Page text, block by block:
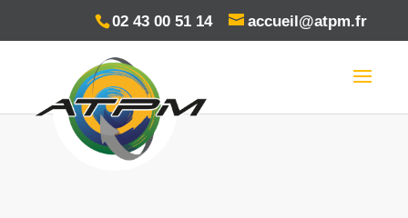
02 43 00 51 14 accueil@atpm.fr
Panneau de gestion des cookies